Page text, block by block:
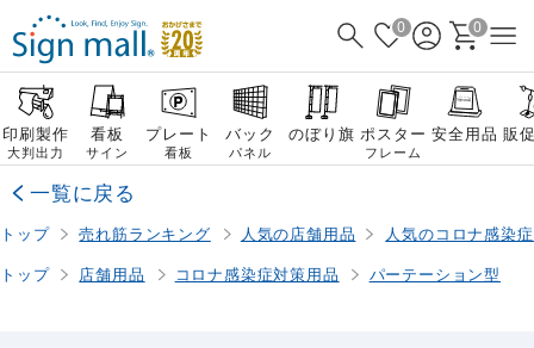
0 0
印刷製作
大判出力
看板
サイン
プレート
看板
バック
パネル
のぼり旗 ポスター
フレーム
安全用品 販
一覧に戻る
トップ 売れ筋ランキング 人気の店舗用品
人気のコロナ感染
トップ
店舗用品 コロナ感染症対策用品 パーテーション型